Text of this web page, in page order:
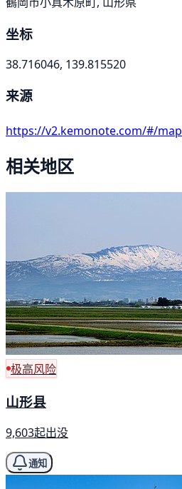
坐标
38.716046, 139.815520
来源
https://v2.kemonote.com/#/map
相关地区
极高风险
山形县
9,603起出没
通知